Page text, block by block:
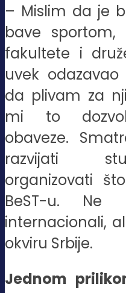
– Mislim da je
bave sportom,
fakultete i
uvek
da plivam za
mi to
obaveze.
razvijati
organizovati
BeST-u.
internacionali,
okviru Srbije.
Jednom